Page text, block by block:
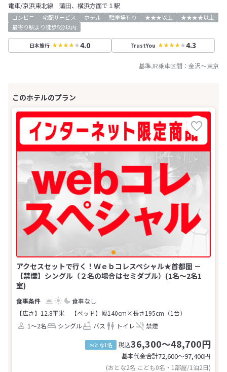
電車/京浜東北線 蒲田、横浜方面で１駅
コンビニ 宅配サービス ホテル 駐車場有り ★★★以上
★★★★以上
最寄り駅より徒歩5分以内
日本旅行 4.0 TrustYou 4.3
基準JR乗車区間： 金沢～東京
アクセスセットで行く！Ｗｅｂコレスペシャル★首都圏 －
【禁煙】シングル（２名の場合はセミダブル）(1名～2名1
室)
食事なし
【広さ】12.8平米
【ベッド】幅140cm×長さ195cm（1台）
1～2名
シングル バス トイレ 禁煙
おとな1名 税込36,300～48,700円
基本代金合計72,600〜97,400円
(おとな2名 こども0名・1部屋/1泊2日)